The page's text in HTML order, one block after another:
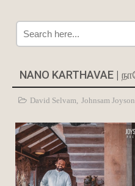
David Selvam, Johnsam Joyson